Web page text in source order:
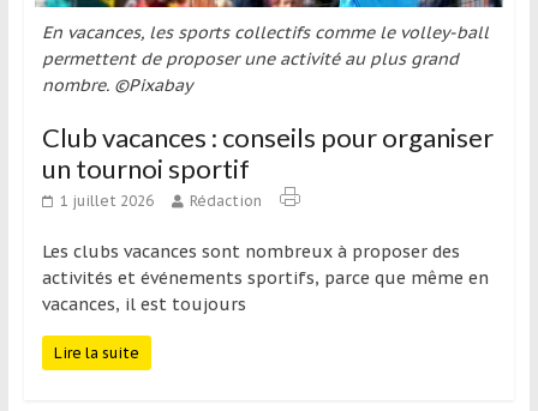
En vacances, les sports collectifs comme le volley-ball
permettent de proposer une activité au plus grand
nombre. ©Pixabay
Club vacances : conseils pour organiser
un tournoi sportif
1 juillet 2026 Rédaction
Les clubs vacances sont nombreux à proposer des
activités et événements sportifs, parce que même en
vacances, il est toujours
Lire la suite